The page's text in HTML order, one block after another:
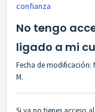
confianza
No tengo
ligado a mi
Fecha de modificación:
M.